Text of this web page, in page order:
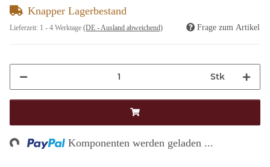
Knapper Lagerbestand
Lieferzeit: 1 - 4 Werktage (DE - Ausland abweichend) Frage zum Artikel
Stk
Komponenten werden geladen ...